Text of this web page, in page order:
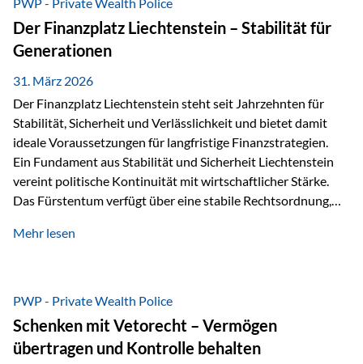
heißt das:Diese Gelder gehören im Konkursfall nicht zur
allgemeinen Konkursmasse, sondern werden ausschließlich
zur Erfüllung…
Der Finanzplatz Liechtenstein – Stabilität für
Generationen
31. März 2026
Der Finanzplatz Liechtenstein steht seit Jahrzehnten für
Stabilität, Sicherheit und Verlässlichkeit und bietet damit
ideale Voraussetzungen für langfristige Finanzstrategien.
Ein Fundament aus Stabilität und Sicherheit Liechtenstein
vereint politische Kontinuität mit wirtschaftlicher Stärke.
Das Fürstentum verfügt über eine stabile Rechtsordnung,
monarchischen Elementen basiert. Diese Struktur schafft
und Unternehmen. Ein wesentliches Merkmal ist die
Staatsfinanzierung: Liechtenstein weist keine
Staatsschulden auf, und der Schutz der wirtschaftlichen
Interessen der Bevölkerung ist in der Verfassung verankert.
Mehr lesen
PWP - Private Wealth Police
Schenken mit Vetorecht – Vermögen
übertragen und Kontrolle behalten